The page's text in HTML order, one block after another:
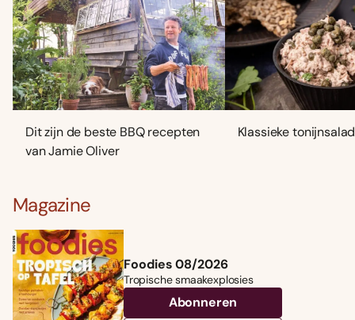
Dit zijn de beste BBQ recepten
van Jamie Oliver
Klassieke
Magazine
Foodies 08/2026
Tropische smaakexplosies
Abonneren